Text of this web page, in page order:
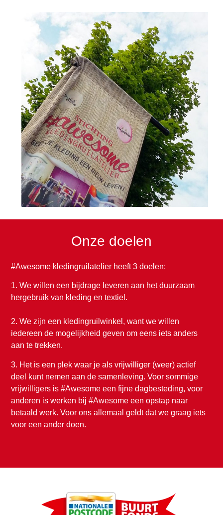
Onze doelen
#Awesome kledingruilatelier heeft 3 doelen:
1. We willen een bijdrage leveren aan het duurzaam
hergebruik van kleding en textiel.
2. We zijn een kledingruilwinkel, want we willen
iedereen de mogelijkheid geven om eens iets anders
aan te trekken.
3. Het is een plek waar je als vrijwilliger (weer) actief
deel kunt nemen aan de samenleving. Voor sommige
vrijwilligers is #Awesome een fijne dagbesteding, voor
anderen is werken bij #Awesome een opstap naar
betaald werk. Voor ons allemaal geldt dat we graag iets
voor een ander doen.